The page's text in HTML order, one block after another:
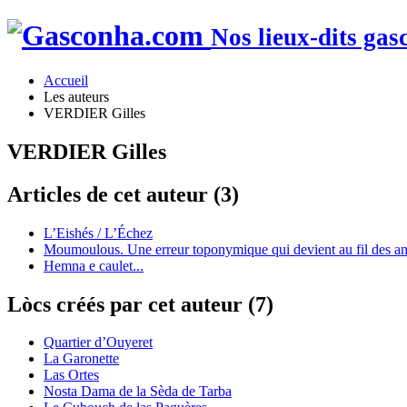
Nos lieux-dits
Accueil
Les auteurs
VERDIER Gilles
VERDIER Gilles
Articles de cet auteur (3)
L’Eishés / L’Échez
Moumoulous. Une erreur toponymique qui devient au fil des
Hemna e caulet...
Lòcs créés par cet auteur (7)
Quartier d’Ouyeret
La Garonette
Las Ortes
Nosta Dama de la Sèda de Tarba